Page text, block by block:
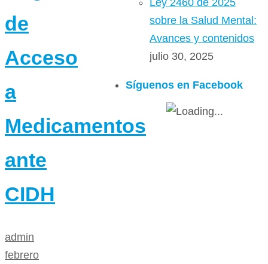
de
Acceso
a
Medicamentos
ante
CIDH
admin
febrero
Ley 2460 de 2025
sobre la Salud Mental:
Avances y contenidos
julio 30, 2025
Síguenos en Facebook